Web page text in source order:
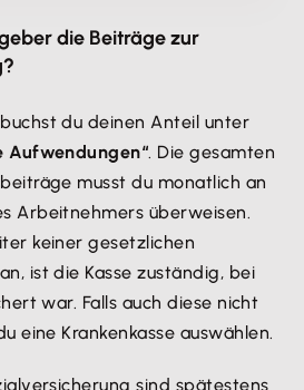
die Beiträge zur
du deinen Anteil unter
Aufwendungen“. Die gesamten
musst du monatlich an
Arbeitnehmers überweisen.
keiner gesetzlichen
ist die Kasse zuständig, bei
war. Falls auch diese nicht
eine Krankenkasse auswählen.
sind spätestens